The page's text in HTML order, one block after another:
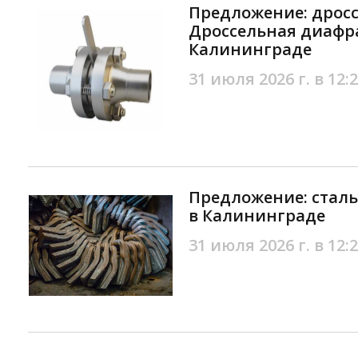
Предложение:
Дроссельная
Калининграде
31 июля 2026 г. в
Предложение:
в Калининграде
31 июля 2026 г. в